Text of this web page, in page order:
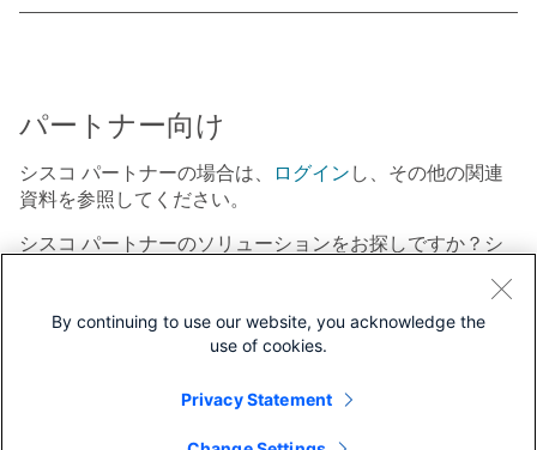
パートナー向け
シスコ パートナーの場合は、 ログイン し、その他の関連
資料を参照してください。
シスコ パートナーのソリューションをお探しですか？シ
By continuing to use our website, you acknowledge the
use of cookies.
Privacy Statement